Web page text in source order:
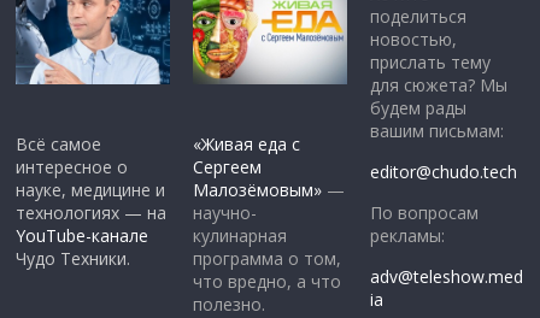
Всё самое
интересное о
науке, медицине и
технологиях — на
YouTube-канале
Чудо Техники.
«Живая еда с
Сергеем
Малозёмовым» —
научно-
кулинарная
программа о том,
что вредно, а что
полезно.
поделиться
новостью,
прислать тему
для сюжета? Мы
будем рады
вашим письмам:
editor@chudo.tech
По вопросам
рекламы:
adv@teleshow.med
ia